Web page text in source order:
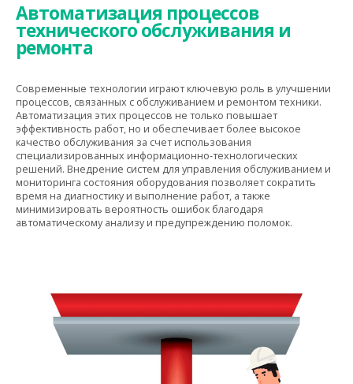
Автоматизация процессов
технического обслуживания и
ремонта
Современные технологии играют ключевую роль в улучшении
процессов, связанных с обслуживанием и ремонтом техники.
Автоматизация этих процессов не только повышает
эффективность работ, но и обеспечивает более высокое
качество обслуживания за счет использования
специализированных информационно-технологических
решений. Внедрение систем для управления обслуживанием и
мониторинга состояния оборудования позволяет сократить
время на диагностику и выполнение работ, а также
минимизировать вероятность ошибок благодаря
автоматическому анализу и предупреждению поломок.